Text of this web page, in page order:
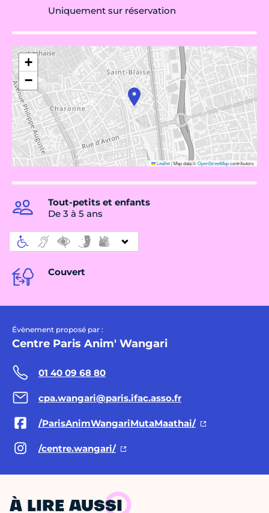
Uniquement sur réservation
+
−
Leaflet|Map data ©OpenStreetMapcontributors
Tout-petits et enfants
De 3 à 5 ans
Couvert
Évènement proposé par :
Centre Paris Anim' Wangari
01 40 09 68 80
cpa.wangari@paris.ifac.asso.fr
/ParisAnimWangariMutaMaathai/
/centre.wangari/
À LIRE AUSSI